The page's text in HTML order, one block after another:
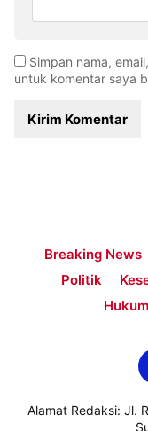
Simpan nama,
untuk komentar saya
Breaking News
Politik
Alamat Redaksi: Jl.